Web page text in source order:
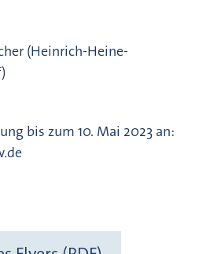
(Heinrich-Heine-
bis zum 10. Mai 2023 an: